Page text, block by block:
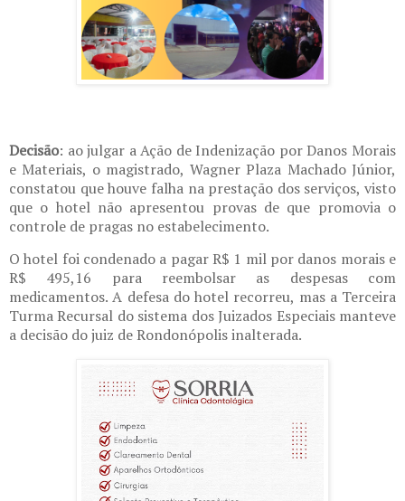
Decisão: ao julgar a Ação de Indenização por Danos Morais
e Materiais, o magistrado, Wagner Plaza Machado Júnior,
constatou que houve falha na prestação dos serviços, visto
que o hotel não apresentou provas de que promovia o
controle de pragas no estabelecimento.
O hotel foi condenado a pagar R$ 1 mil por danos morais e
R$ 495,16 para reembolsar as despesas com
medicamentos. A defesa do hotel recorreu, mas a Terceira
Turma Recursal do sistema dos Juizados Especiais manteve
a decisão do juiz de Rondonópolis inalterada.